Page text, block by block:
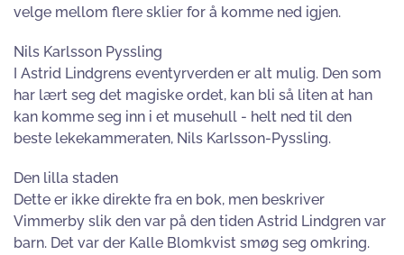
velge mellom flere sklier for å komme ned igjen.
Nils Karlsson Pyssling
I Astrid Lindgrens eventyrverden er alt mulig. Den som
har lært seg det magiske ordet, kan bli så liten at han
kan komme seg inn i et musehull - helt ned til den
beste lekekammeraten, Nils Karlsson-Pyssling.
Den lilla staden
Dette er ikke direkte fra en bok, men beskriver
Vimmerby slik den var på den tiden Astrid Lindgren var
barn. Det var der Kalle Blomkvist smøg seg omkring.